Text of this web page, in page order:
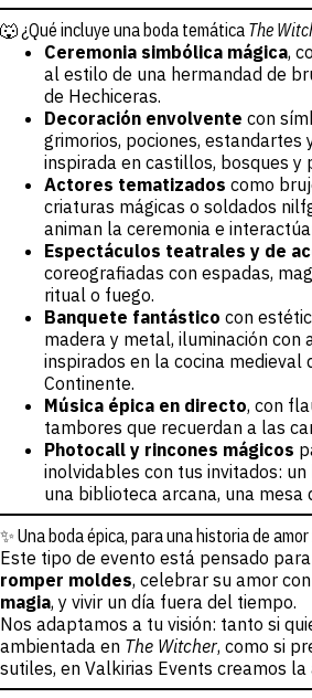
🐺 ¿Qué incluye una boda temática The
Ceremonia simbólica mágica,
al estilo de una hermandad de
de Hechiceras.
Decoración envolvente con
grimorios, pociones, estandartes
inspirada en castillos, bosques y
Actores tematizados como
criaturas mágicas o soldados
animan la ceremonia e
Espectáculos teatrales y de
coreografiadas con espadas,
ritual o fuego.
Banquete fantástico con
madera y metal, iluminación con
inspirados en la cocina medieval
Continente.
Música épica en directo, con
tambores que recuerdan a las
Photocall y rincones mágicos
inolvidables con tus invitados:
una biblioteca arcana, una mesa
✨ Una boda épica, para una historia de
Este tipo de evento está pensado
romper moldes, celebrar su amor con
magia, y vivir un día fuera del tiempo.
Nos adaptamos a tu visión: tanto si
ambientada en The Witcher, como si
sutiles, en Valkirias Events creamos